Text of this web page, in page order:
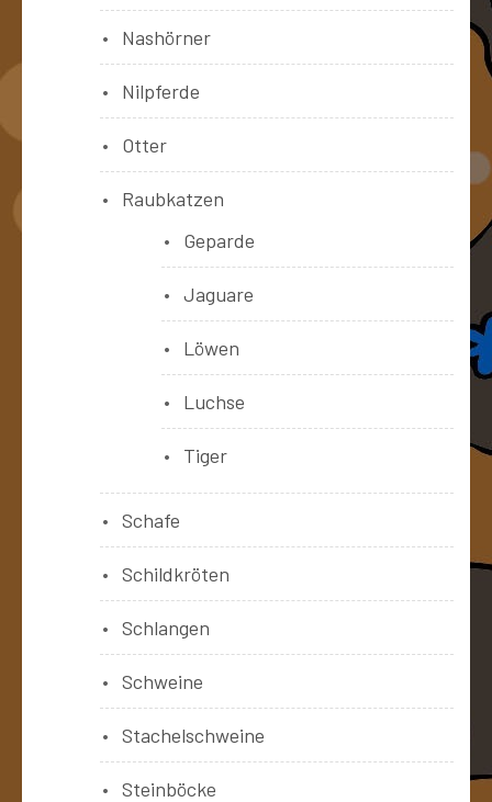
Nashörner
Nilpferde
Otter
Raubkatzen
Geparde
Jaguare
Löwen
Luchse
Tiger
Schafe
Schildkröten
Schlangen
Schweine
Stachelschweine
Steinböcke